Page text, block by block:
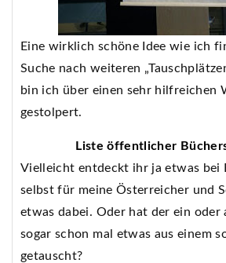
Eine wirklich schöne Idee wie ich
Suche nach weiteren
bin ich über einen sehr hilfreichen
gestolpert.
Liste öffentlicher
Vielleicht entdeckt ihr ja etwas bei
selbst für meine Österreicher und
etwas dabei. Oder hat der ein oder
sogar schon mal etwas aus einem
getauscht?